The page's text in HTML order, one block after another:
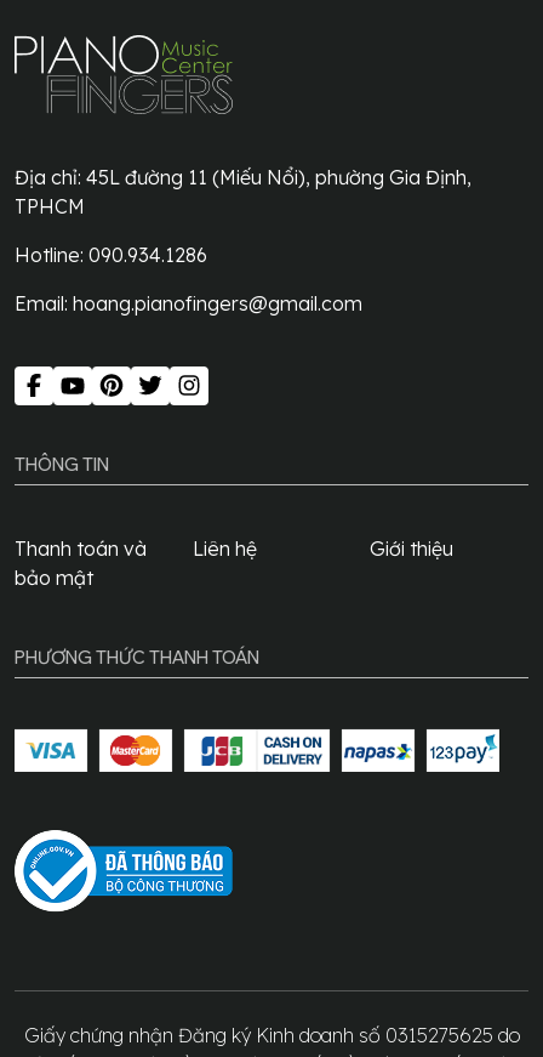
Địa chỉ: 45L đường 11 (Miếu Nổi), phường Gia Định,
TPHCM
Hotline: 090.934.1286
Email: hoang.pianofingers@gmail.com
THÔNG TIN
Thanh toán và
bảo mật
Liên hệ Giới thiệu
PHƯƠNG THỨC THANH TOÁN
Giấy chứng nhận Đăng ký Kinh doanh số 0315275625 do